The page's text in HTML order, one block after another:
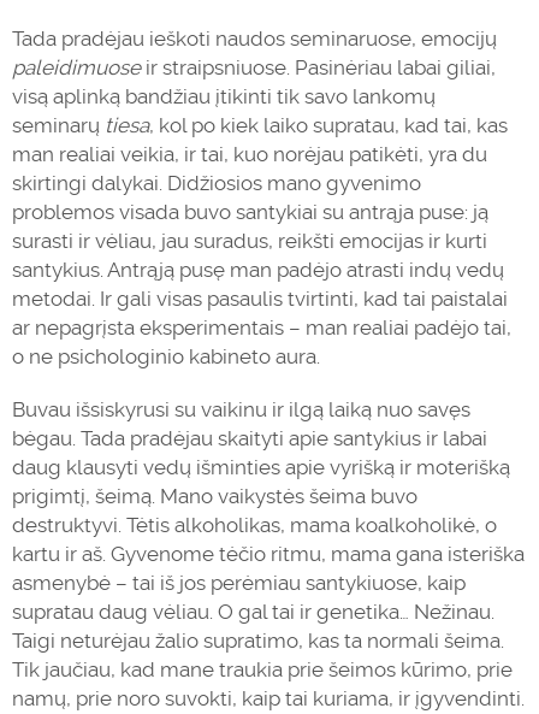
Tada pradėjau ieškoti naudos seminaruose, emocijų
paleidimuoseir straipsniuose. Pasinėriau labai giliai,
visą aplinką bandžiau įtikinti tik savo lankomų
seminarų tiesa, kol po kiek laiko supratau, kad tai, kas
man realiai veikia, ir tai, kuo norėjau patikėti, yra du
skirtingi dalykai. Didžiosios mano gyvenimo
problemos visada buvo santykiai su antrąja puse: ją
surasti ir vėliau, jau suradus, reikšti emocijas ir kurti
santykius. Antrąją pusę man padėjo atrasti indų vedų
metodai. Ir gali visas pasaulis tvirtinti, kad tai paistalai
ar nepagrįsta eksperimentais – man realiai padėjo tai,
o ne psichologinio kabineto aura.
Buvau išsiskyrusi su vaikinu ir ilgą laiką nuo savęs
bėgau. Tada pradėjau skaityti apie santykius ir labai
daug klausyti vedų išminties apie vyrišką ir moterišką
prigimtį, šeimą. Mano vaikystės šeima buvo
destruktyvi. Tėtis alkoholikas, mama koalkoholikė, o
kartu ir aš. Gyvenome tėčio ritmu, mama gana isteriška
asmenybė – tai iš jos perėmiau santykiuose, kaip
supratau daug vėliau. O gal tai ir genetika… Nežinau.
Taigi neturėjau žalio supratimo, kas ta normali šeima.
Tik jaučiau, kad mane traukia prie šeimos kūrimo, prie
namų, prie noro suvokti, kaip tai kuriama, ir įgyvendinti.